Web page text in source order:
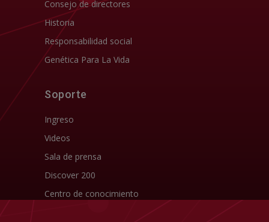
Consejo de directores
Historia
Responsabilidad social
Genética Para La Vida
Soporte
Ingreso
Videos
Sala de prensa
Discover 200
Centro de conocimiento